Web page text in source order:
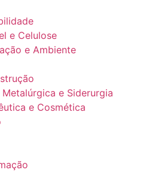
e Celulose
e Ambiente
e Siderurgia
e Cosmética